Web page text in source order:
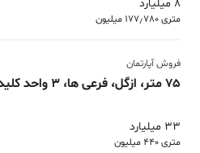
8 میلیارد
متری 177٫780 میلیون
فروش آپارتمان
75 متر، ازگل، فرعی ها، 3 واحد کلیدنخورده
33 میلیارد
متری 440 میلیون